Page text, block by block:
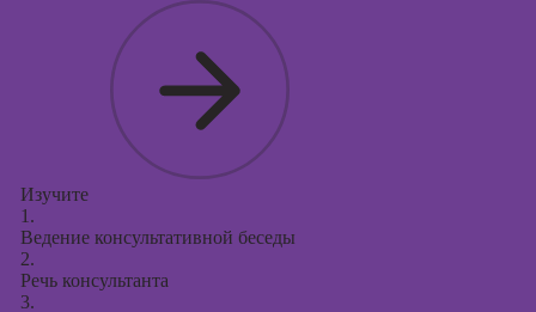
Изучите
1.
Ведение консультативной беседы
2.
Речь консультанта
3.